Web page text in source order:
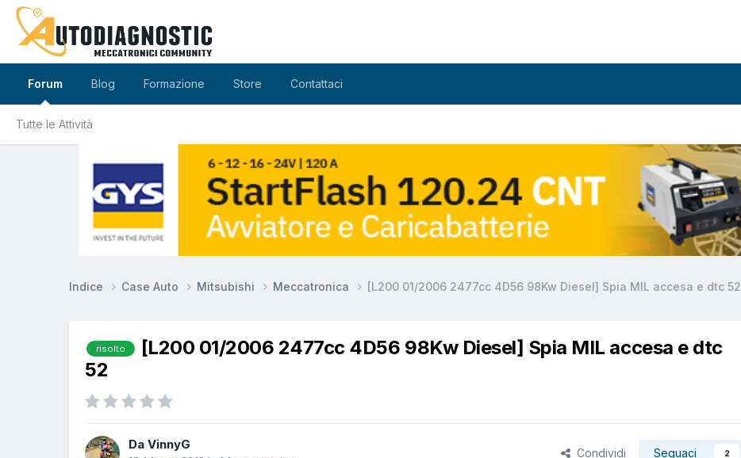
Forum
Tutte le Attività
Blog Formazione Store Contattaci
Indice Case Auto Mitsubishi Meccatronica [L200 01/2006 2477cc 4D56 98Kw Diesel] Spia MIL accesa e dtc 52
risolto
[L200 01/2006 2477cc 4D56 98Kw Diesel] Spia MIL accesa e dtc
52
Da VinnyG
Condividi Seguaci 2